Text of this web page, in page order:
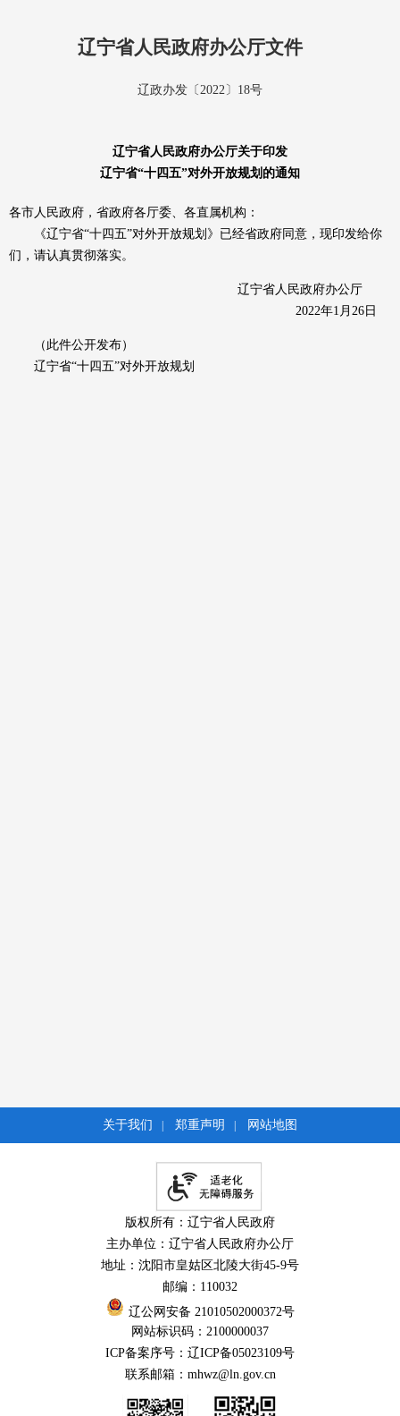
辽宁省人民政府办公厅文件
辽政办发〔2022〕18号
辽宁省人民政府办公厅关于印发
辽宁省“十四五”对外开放规划的通知
各市人民政府，省政府各厅委、各直属机构：
《辽宁省“十四五”对外开放规划》已经省政府同意，现印发给你
们，请认真贯彻落实。
辽宁省人民政府办公厅
2022年1月26日
（此件公开发布）
辽宁省“十四五”对外开放规划
关于我们 郑重声明 网站地图
版权所有：辽宁省人民政府
主办单位：辽宁省人民政府办公厅
地址：沈阳市皇姑区北陵大街45-9号
邮编：110032
辽公网安备 21010502000372号
网站标识码：2100000037
ICP备案序号：辽ICP备05023109号
联系邮箱：mhwz@ln.gov.cn